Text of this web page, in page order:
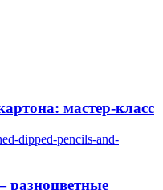
мастер-класс
разноцветные